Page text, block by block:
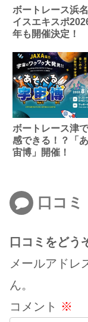
ボートレース浜
イスエキスポ
年も開催決定！
ボートレース津
感できる！？「
宙博」開催！
口コミ
口コミをどう
メールアドレ
ん。
コメント ※